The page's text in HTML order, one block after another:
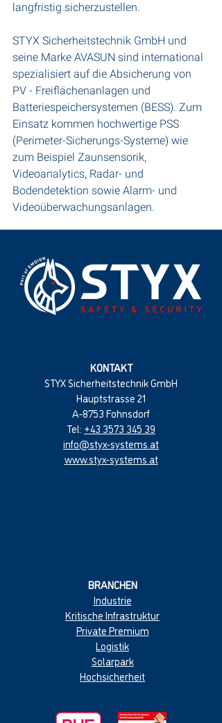
langfristig sicherzustellen.
STYX Sicherheitstechnik GmbH und
seine Marke AVASUN sind international
spezialisiert auf die Absicherung von
PV - Freiflächenanlagen und
Batteriespeichersystemen (BESS). Zum
Einsatz kommen hochwertige PSS
(Perimeter-Sicherungs-Systeme) wie
zum Beispiel Zaunsensorik,
Videoanalytics, Radar- und
Bodendetektion sowie Alarm- und
Videoüberwachungsanlagen.
KONTAKT
STYX Sicherheitstechnik GmbH
Hauptstrasse 21
A-8753 Fohnsdorf
Tel: +43 3573 345 39
info@styx-systems.at
www.styx-systems.at
BRANCHEN
Industrie
Kritische Infrastruktur
Private Premium
Logistik
Solarpark
Hochsicherheit